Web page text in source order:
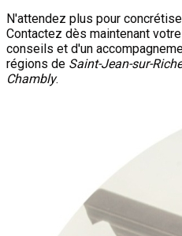
N'attendez plus pour
Contactez dès maintenant
conseils et d'un
régions de Saint-Jean-sur-
Chambly.